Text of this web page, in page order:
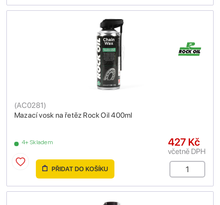
Mazací vosk na řetěz Rock Oil 400ml
(AC0281)
4+ Skladem 427 Kč
včetně DPH
PŘIDAT DO KOŠÍKU